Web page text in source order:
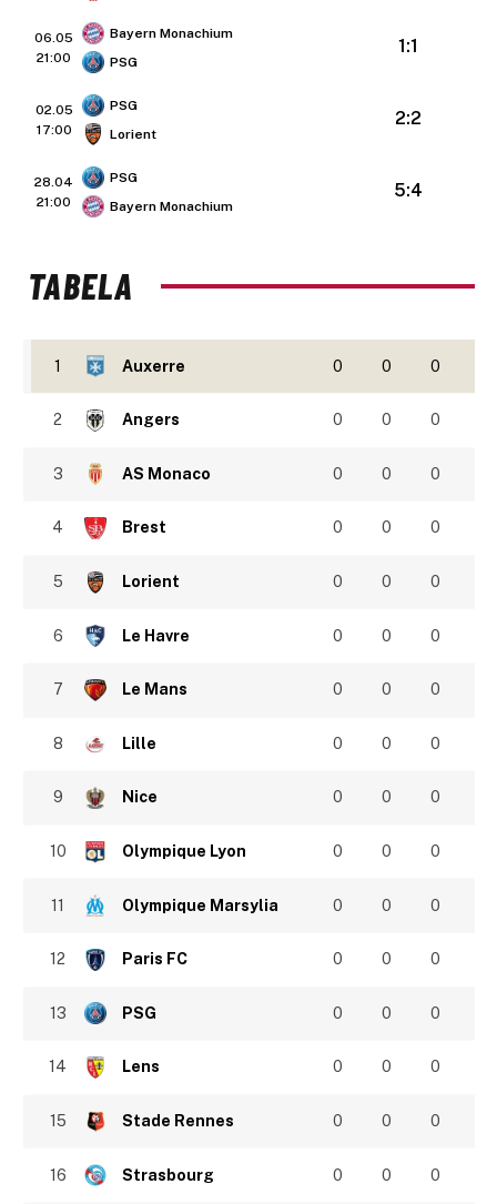
06.05
21:00
Bayern Monachium
PSG
1:1
02.05
17:00
PSG
Lorient
2:2
28.04
21:00
PSG
Bayern Monachium
5:4
TABELA
1 Auxerre 0 0 0
2 Angers 0 0 0
3 AS Monaco 0 0 0
4 Brest 0 0 0
5 Lorient 0 0 0
6 Le Havre 0 0 0
7 Le Mans 0 0 0
8 Lille 0 0 0
9 Nice 0 0 0
10 Olympique Lyon 0 0 0
11 Olympique Marsylia 0 0 0
12 Paris FC 0 0 0
13 PSG 0 0 0
14 Lens 0 0 0
15 Stade Rennes 0 0 0
16 Strasbourg 0 0 0